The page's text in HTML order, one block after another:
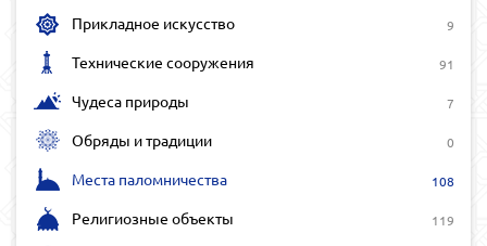
Прикладное искусство 9
Технические сооружения 91
Чудеса природы 7
Обряды и традиции 0
Места паломничества 108
Религиозные объекты 119